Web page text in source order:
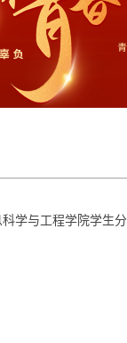
科学与工程学院学生